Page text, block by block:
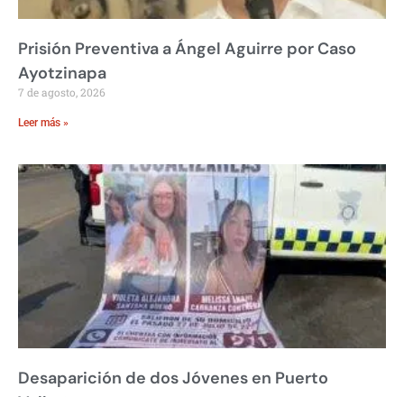
Prisión Preventiva a Ángel Aguirre por Caso
Ayotzinapa
7 de agosto, 2026
Leer más »
Desaparición de dos Jóvenes en Puerto